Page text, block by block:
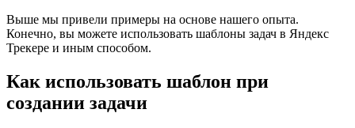
Выше мы привели примеры на основе нашего опыта.
Конечно, вы можете использовать шаблоны задач в Яндекс
Трекере и иным способом.
Как использовать шаблон при
создании задачи